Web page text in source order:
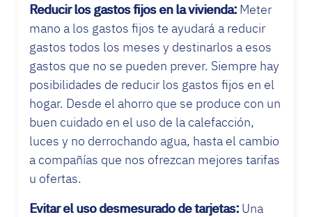
Reducir los gastos fijos en la vivienda:Meter
mano a los gastos fijos te ayudará a reducir
gastos todos los meses y destinarlos a esos
gastos que no se pueden prever. Siempre hay
posibilidades de reducir los gastos fijos en el
hogar. Desde el ahorro que se produce con un
buen cuidado en el uso de la calefacción,
luces y no derrochando agua, hasta el cambio
a compañías que nos ofrezcan mejores tarifas
u ofertas.
Evitar el uso desmesurado de tarjetas:Una